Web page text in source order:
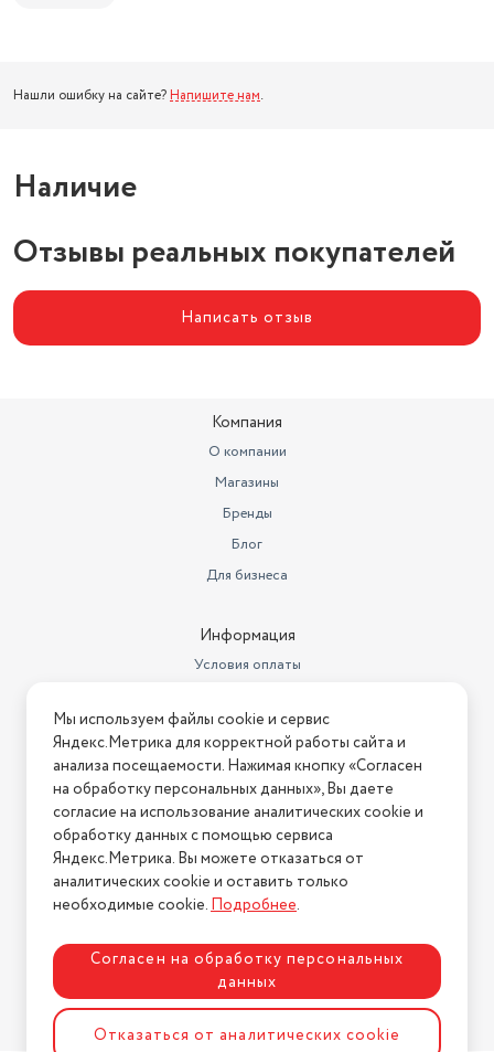
Нашли ошибку на сайте? Напишите нам.
Наличие
Отзывы реальных покупателей
Написать отзыв
Компания
О компании
Магазины
Бренды
Блог
Для бизнеса
Информация
Условия оплаты
Условия возврата
Нашли ошибку на сайте? Напишите нам
2026 © Интернет-магазин "АстМаркет". У нас есть всё!
Политика конфиденциальности
Разработка сайтаASTDESIGN
Мы используем файлы cookie и сервис
Яндекс.Метрика для корректной работы сайта и
анализа посещаемости. Нажимая кнопку «Согласен
на обработку персональных данных», Вы даете
согласие на использование аналитических cookie и
обработку данных с помощью сервиса
Яндекс.Метрика. Вы можете отказаться от
аналитических cookie и оставить только
необходимые cookie.Подробнее.
Согласен на обработку персональных
данных
Отказаться от аналитических cookie